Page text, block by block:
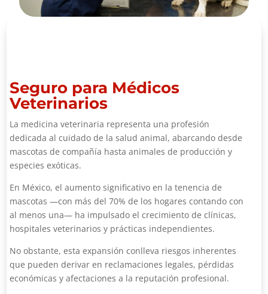
Seguro para Médicos
Veterinarios
La medicina veterinaria representa una profesión
dedicada al cuidado de la salud animal, abarcando desde
mascotas de compañía hasta animales de producción y
especies exóticas.
En México, el aumento significativo en la tenencia de
mascotas —con más del 70% de los hogares contando con
al menos una— ha impulsado el crecimiento de clínicas,
hospitales veterinarios y prácticas independientes.
No obstante, esta expansión conlleva riesgos inherentes
que pueden derivar en reclamaciones legales, pérdidas
económicas y afectaciones a la reputación profesional.